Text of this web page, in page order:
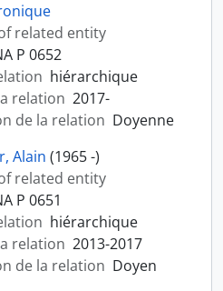
related entity
P 0652
hiérarchique
relation 2017-
de la relation Doyenne
Alain (1965 -)
related entity
P 0651
hiérarchique
relation 2013-2017
de la relation Doyen